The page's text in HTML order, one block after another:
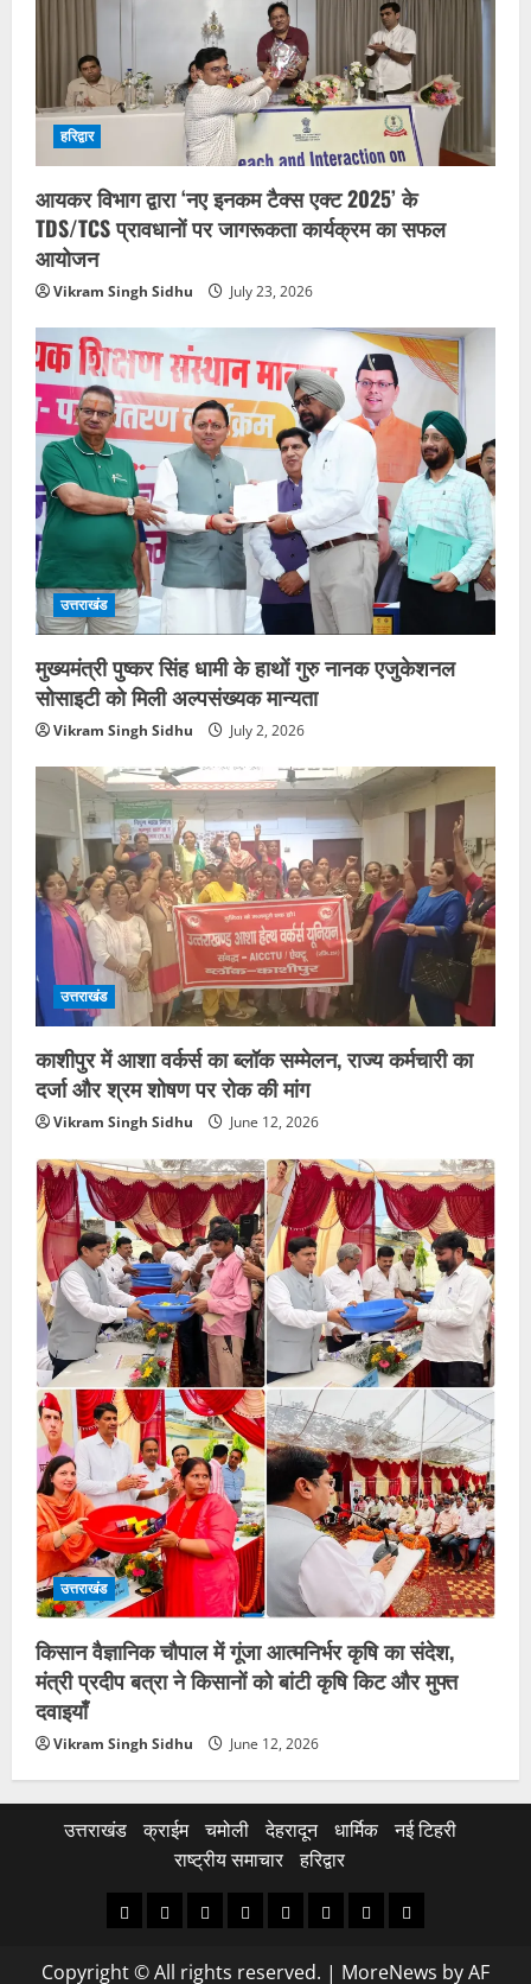
हरिद्वार
आयकर विभाग द्वारा ‘नए इनकम टैक्स एक्ट 2025’ के
TDS/TCS प्रावधानों पर जागरूकता कार्यक्रम का सफल
आयोजन
Vikram Singh Sidhu July 23, 2026
उत्तराखंड
मुख्यमंत्री पुष्कर सिंह धामी के हाथों गुरु नानक एजुकेशनल
सोसाइटी को मिली अल्पसंख्यक मान्यता
Vikram Singh Sidhu July 2, 2026
उत्तराखंड
काशीपुर में आशा वर्कर्स का ब्लॉक सम्मेलन, राज्य कर्मचारी का
दर्जा और श्रम शोषण पर रोक की मांग
Vikram Singh Sidhu June 12, 2026
उत्तराखंड
किसान वैज्ञानिक चौपाल में गूंजा आत्मनिर्भर कृषि का संदेश,
मंत्री प्रदीप बत्रा ने किसानों को बांटी कृषि किट और मुफ्त
दवाइयाँ
Vikram Singh Sidhu June 12, 2026
उत्तराखंड क्राईम चमोली देहरादून धार्मिक
नई टिहरी
राष्ट्रीय समाचार
हरिद्वार
उत्तराखंडक्राईमचमोलीदेहरादूनधार्मिकनई
राष्ट्रीयहरिद्वार
Copyright © All rights reserved. | MoreNews by AF